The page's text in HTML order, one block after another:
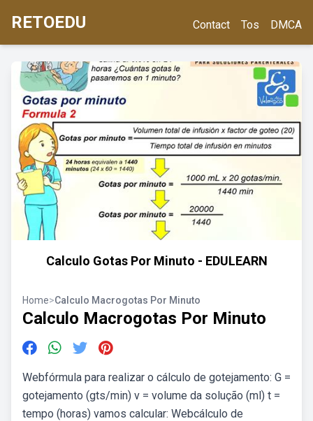
RETOEDU Contact Tos DMCA
Calculo Gotas Por Minuto - EDULEARN
Home>Calculo Macrogotas Por Minuto
Calculo Macrogotas Por Minuto
Webfórmula para realizar o cálculo de gotejamento: G =
gotejamento (gts/min) v = volume da solução (ml) t =
tempo (horas) vamos calcular: Webcálculo de